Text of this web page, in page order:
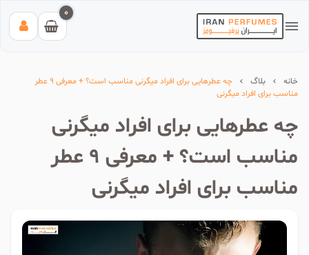
0
بیشترین جستجوی‌های اخیر:
#عطر زنانه بیک #اینوکتوس پاکورابان
خانه بلاگ
چه عطرهایی برای افراد میگرنی مناسب است؟ + معرفی 9 عطر
مناسب برای افراد میگرنی
چه عطرهایی برای افراد میگرنی
مناسب است؟ + معرفی 9 عطر
مناسب برای افراد میگرنی